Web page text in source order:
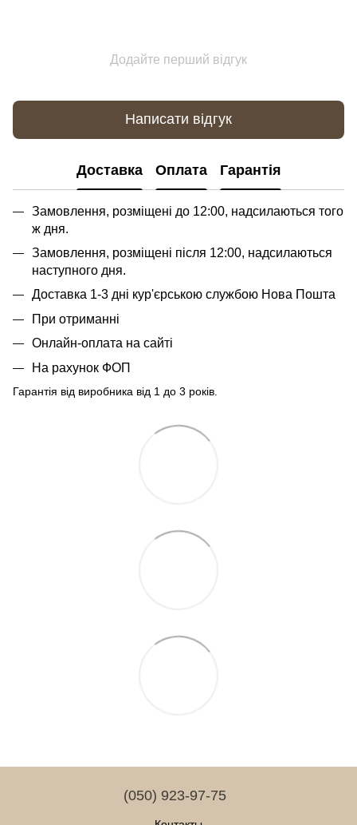
Додайте перший відгук
Написати відгук
Доставка Оплата Гарантія
Замовлення, розміщені до 12:00, надсилаються того
ж дня.
Замовлення, розміщені після 12:00, надсилаються
наступного дня.
Доставка 1-3 дні кур'єрською службою Нова Пошта
При отриманні
Онлайн-оплата на сайті
На рахунок ФОП
Гарантія від виробника від 1 до 3 років.
(050) 923-97-75